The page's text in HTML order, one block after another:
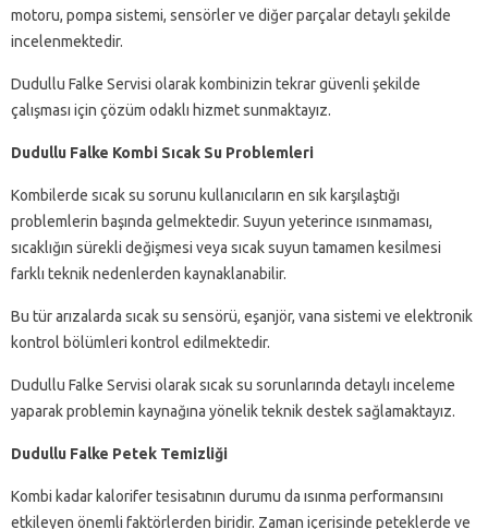
motoru, pompa sistemi, sensörler ve diğer parçalar detaylı şekilde
incelenmektedir.
Dudullu Falke Servisi olarak kombinizin tekrar güvenli şekilde
çalışması için çözüm odaklı hizmet sunmaktayız.
Dudullu Falke Kombi Sıcak Su Problemleri
Kombilerde sıcak su sorunu kullanıcıların en sık karşılaştığı
problemlerin başında gelmektedir. Suyun yeterince ısınmaması,
sıcaklığın sürekli değişmesi veya sıcak suyun tamamen kesilmesi
farklı teknik nedenlerden kaynaklanabilir.
Bu tür arızalarda sıcak su sensörü, eşanjör, vana sistemi ve elektronik
kontrol bölümleri kontrol edilmektedir.
Dudullu Falke Servisi olarak sıcak su sorunlarında detaylı inceleme
yaparak problemin kaynağına yönelik teknik destek sağlamaktayız.
Dudullu Falke Petek Temizliği
Kombi kadar kalorifer tesisatının durumu da ısınma performansını
etkileyen önemli faktörlerden biridir. Zaman içerisinde peteklerde ve